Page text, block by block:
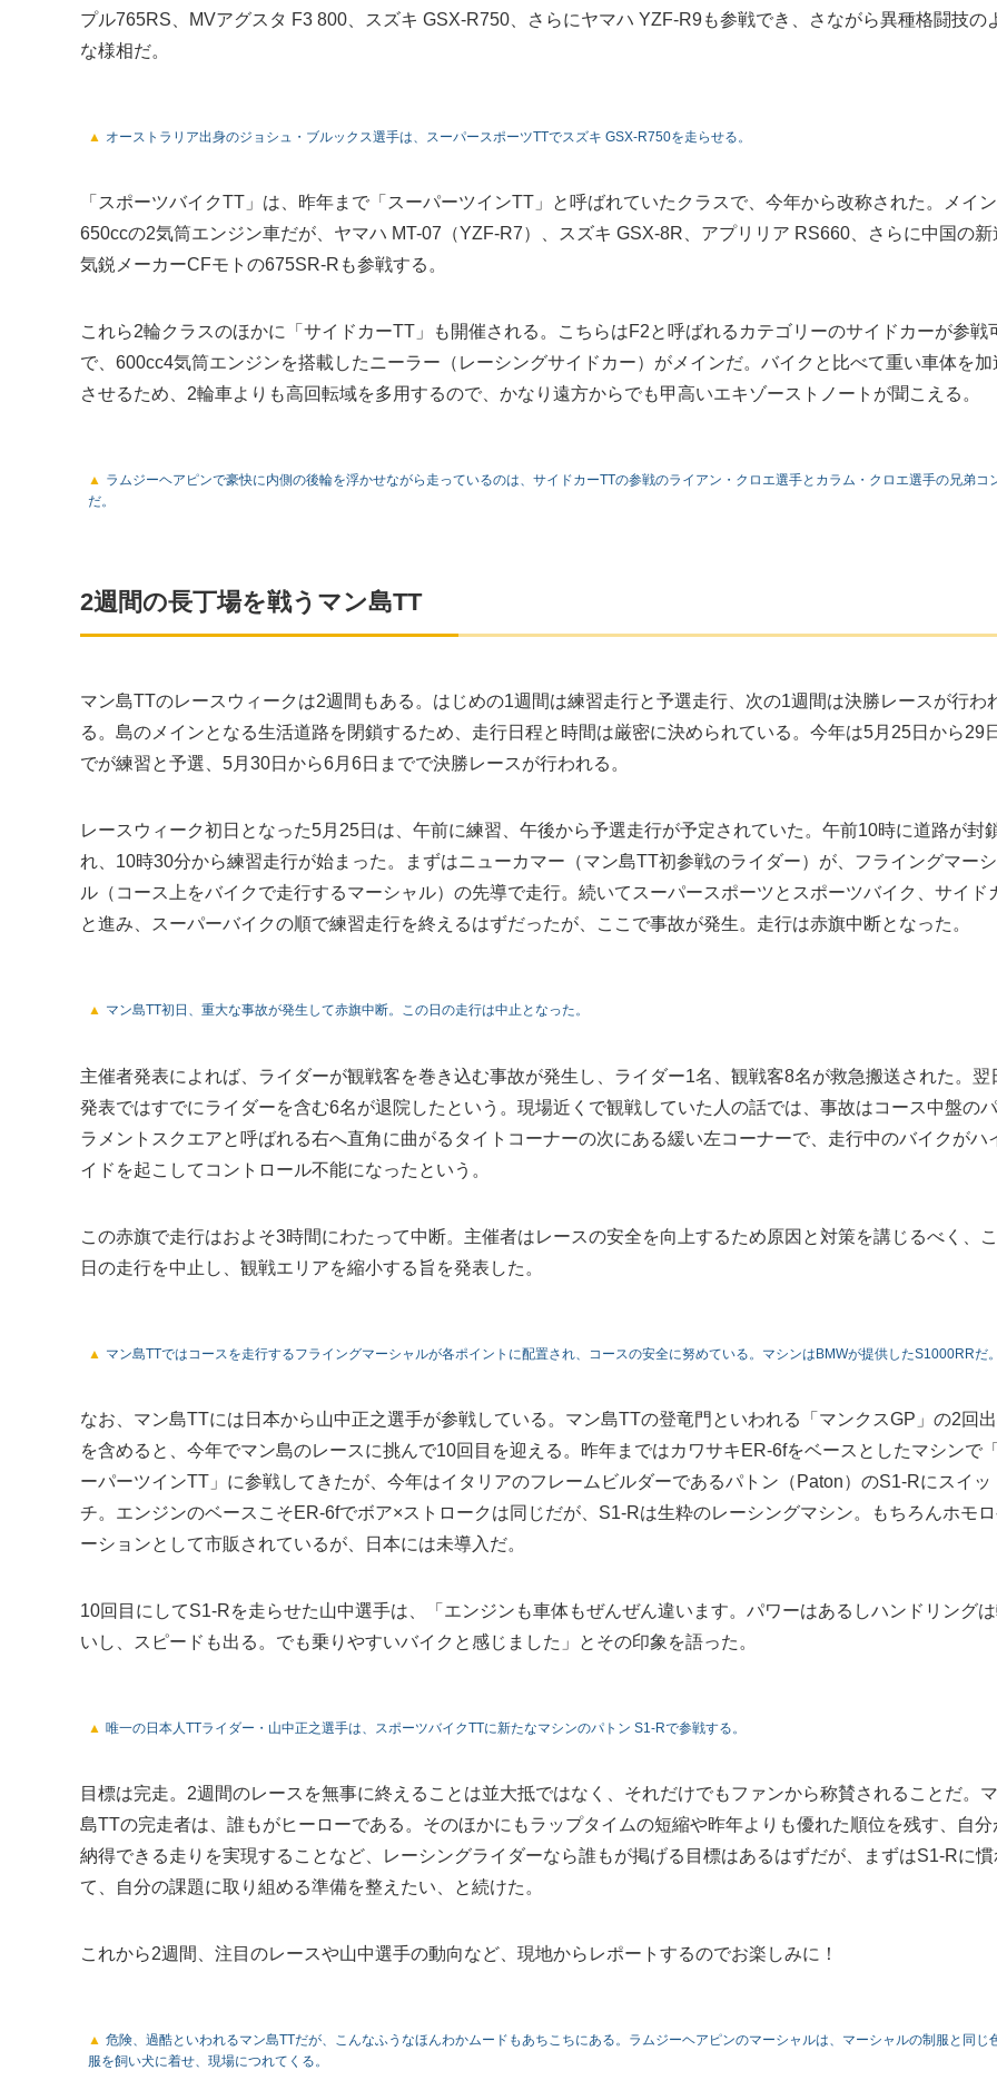
プル765RS、MVアグスタ F3 800、スズキ GSX-R750、さらにヤマハ YZF-R9も参戦でき、さながら異種格闘技の
な様相だ。
オーストラリア出身のジョシュ・ブルックス選手は、スーパースポーツTTでスズキ GSX-R750を走らせる。
「スポーツバイクTT」は、昨年まで「スーパーツインTT」と呼ばれていたクラスで、今年から改称された。メイ
650ccの2気筒エンジン車だが、ヤマハ MT-07（YZF-R7）、スズキ GSX-8R、アプリリア RS660、さらに中国の新
気鋭メーカーCFモトの675SR-Rも参戦する。
これら2輪クラスのほかに「サイドカーTT」も開催される。こちらはF2と呼ばれるカテゴリーのサイドカーが参戦
で、600cc4気筒エンジンを搭載したニーラー（レーシングサイドカー）がメインだ。バイクと比べて重い車体を加
させるため、2輪車よりも高回転域を多用するので、かなり遠方からでも甲高いエキゾーストノートが聞こえる。
ラムジーヘアピンで豪快に内側の後輪を浮かせながら走っているのは、サイドカーTTの参戦のライアン・クロエ選手とカラム・クロエ選手の兄弟コ
だ。
2週間の長丁場を戦うマン島TT
マン島TTのレースウィークは2週間もある。はじめの1週間は練習走行と予選走行、次の1週間は決勝レースが行わ
る。島のメインとなる生活道路を閉鎖するため、走行日程と時間は厳密に決められている。今年は5月25日から29
でが練習と予選、5月30日から6月6日までで決勝レースが行われる。
レースウィーク初日となった5月25日は、午前に練習、午後から予選走行が予定されていた。午前10時に道路が封
れ、10時30分から練習走行が始まった。まずはニューカマー（マン島TT初参戦のライダー）が、フライングマー
ル（コース上をバイクで走行するマーシャル）の先導で走行。続いてスーパースポーツとスポーツバイク、サイド
と進み、スーパーバイクの順で練習走行を終えるはずだったが、ここで事故が発生。走行は赤旗中断となった。
マン島TT初日、重大な事故が発生して赤旗中断。この日の走行は中止となった。
主催者発表によれば、ライダーが観戦客を巻き込む事故が発生し、ライダー1名、観戦客8名が救急搬送された。翌
発表ではすでにライダーを含む6名が退院したという。現場近くで観戦していた人の話では、事故はコース中盤の
ラメントスクエアと呼ばれる右へ直角に曲がるタイトコーナーの次にある緩い左コーナーで、走行中のバイクがハ
イドを起こしてコントロール不能になったという。
この赤旗で走行はおよそ3時間にわたって中断。主催者はレースの安全を向上するため原因と対策を講じるべく、
日の走行を中止し、観戦エリアを縮小する旨を発表した。
マン島TTではコースを走行するフライングマーシャルが各ポイントに配置され、コースの安全に努めている。マシンはBMWが提供したS1000RRだ。
なお、マン島TTには日本から山中正之選手が参戦している。マン島TTの登竜門といわれる「マンクスGP」の2回
を含めると、今年でマン島のレースに挑んで10回目を迎える。昨年まではカワサキER-6fをベースとしたマシンで
ーパーツインTT」に参戦してきたが、今年はイタリアのフレームビルダーであるパトン（Paton）のS1-Rにスイッ
チ。エンジンのベースこそER-6fでボア×ストロークは同じだが、S1-Rは生粋のレーシングマシン。もちろんホモ
ーションとして市販されているが、日本には未導入だ。
10回目にしてS1-Rを走らせた山中選手は、「エンジンも車体もぜんぜん違います。パワーはあるしハンドリング
いし、スピードも出る。でも乗りやすいバイクと感じました」とその印象を語った。
唯一の日本人TTライダー・山中正之選手は、スポーツバイクTTに新たなマシンのパトン S1-Rで参戦する。
目標は完走。2週間のレースを無事に終えることは並大抵ではなく、それだけでもファンから称賛されることだ。
島TTの完走者は、誰もがヒーローである。そのほかにもラップタイムの短縮や昨年よりも優れた順位を残す、自分
納得できる走りを実現することなど、レーシングライダーなら誰もが掲げる目標はあるはずだが、まずはS1-Rに慣
て、自分の課題に取り組める準備を整えたい、と続けた。
これから2週間、注目のレースや山中選手の動向など、現地からレポートするのでお楽しみに！
危険、過酷といわれるマン島TTだが、こんなふうなほんわかムードもあちこちにある。ラムジーヘアピンのマーシャルは、マーシャルの制服と同じ
服を飼い犬に着せ、現場につれてくる。